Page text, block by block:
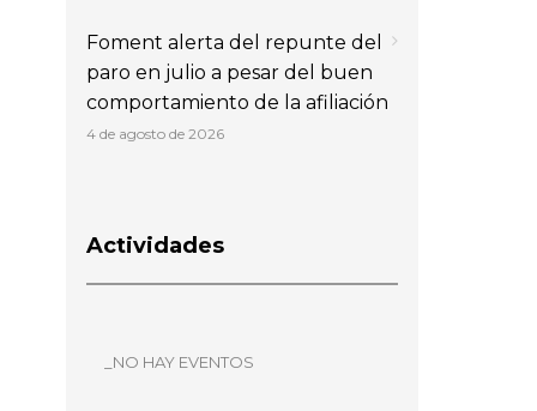
Foment alerta del repunte del
paro en julio a pesar del buen
comportamiento de la afiliación
4 de agosto de 2026
Actividades
_NO HAY EVENTOS